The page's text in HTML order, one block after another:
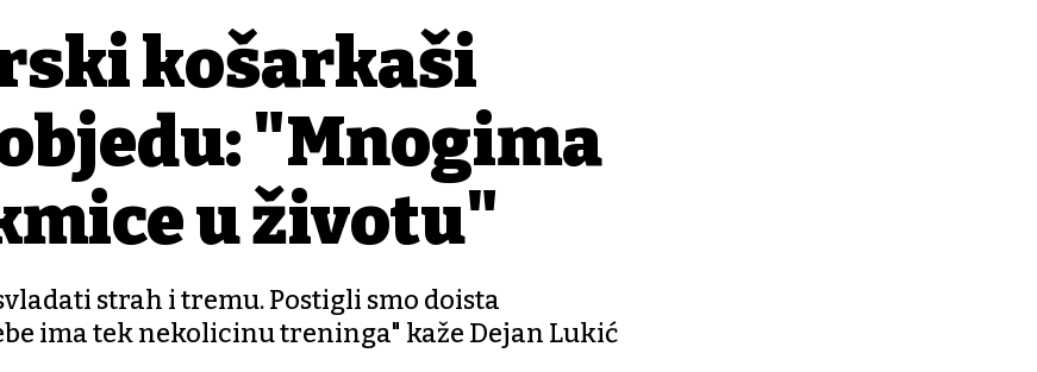
košarkaši
"Mnogima
u životu"
strah i tremu. Postigli smo doista
ima tek nekolicinu treninga" kaže Dejan Lukić